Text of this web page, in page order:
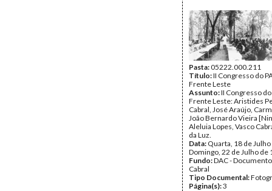
Pasta:05222.000.211
Título:II Congresso do
Frente Leste
Assunto:II Congresso do
Frente Leste: Aristides
Cabral, José Araújo,
João Bernardo Vieira
Aleluia Lopes, Vasco
da Luz.
Data: Quarta, 18 de
Domingo, 22 de Julho de
Fundo:DAC -
Cabral
Tipo Documental:
Página(s):3